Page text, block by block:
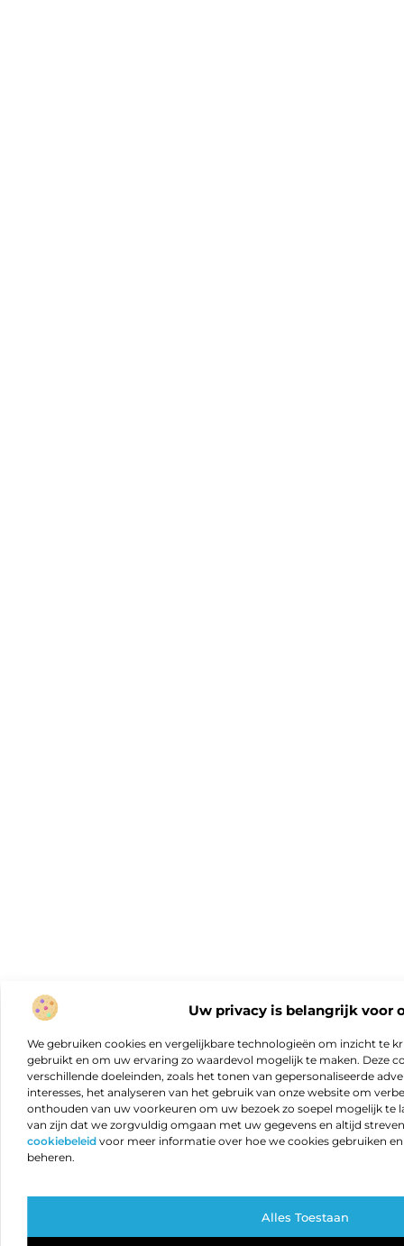
Uw privacy is belangrijk voor
We gebruiken cookies en vergelijkbare technologieën om inzicht te
gebruikt en om uw ervaring zo waardevol mogelijk te maken. Deze
verschillende doeleinden, zoals het tonen van gepersonaliseerde
interesses, het analyseren van het gebruik van onze website om
onthouden van uw voorkeuren om uw bezoek zo soepel mogelijk te
van zijn dat we zorgvuldig omgaan met uw gegevens en altijd
cookiebeleid voor meer informatie over hoe we cookies gebruiken
beheren.
Alles Toestaan